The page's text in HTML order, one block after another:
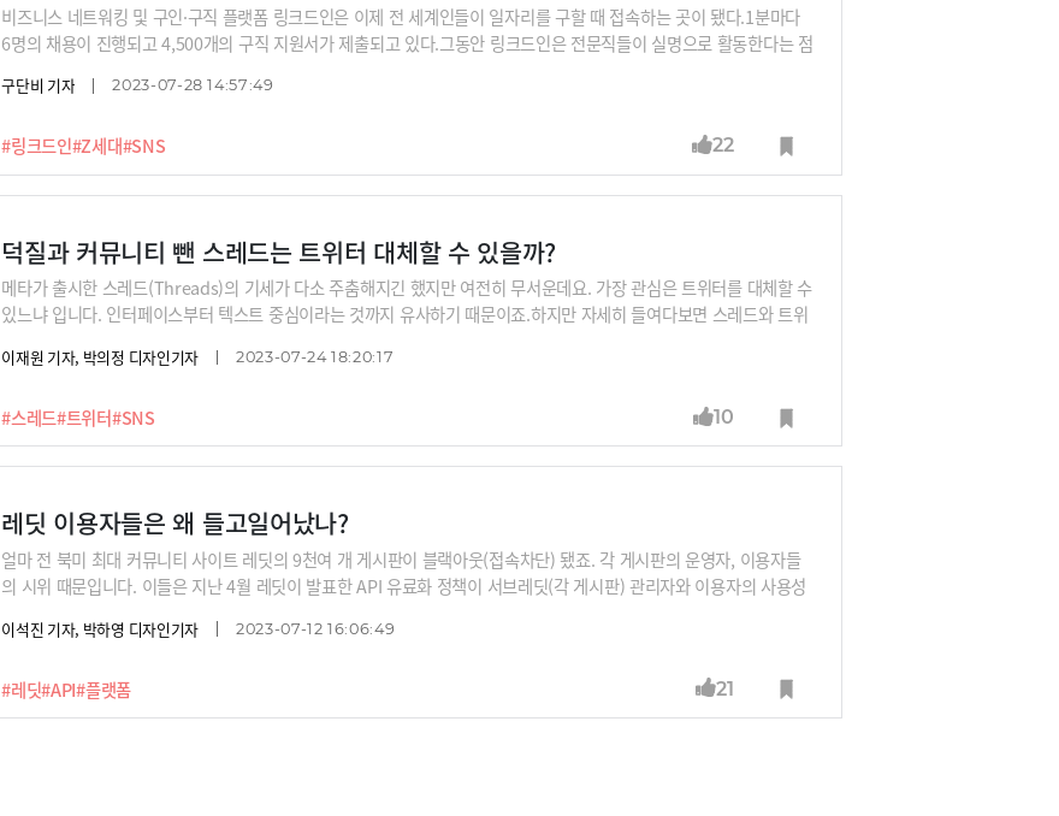
#링크드인#Z세대#SNS
비즈니스 네트워킹 및 구인·구직 플랫폼 링크드인은 이제 전 세계인들이 일자리를 구할 때 접속하는 곳이 됐다.1분마다
6명의 채용이 진행되고 4,500개의 구직 지원서가 제출되고 있다.그동안 링크드인은 전문직들이 실명으로 활동한다는 점
다. 어른들이 사용하는 소셜미디어라는 것이다.실제 2020년 시장조사기관 빅사리서치(Bixa research)에 따르면 19~2
크드인을 다른 사람과 연결되는 소셜미디어라고 아직 인식하지 않는다는 것이다."링크드인은 전 세계 7억명의 비즈니스
종사자들로 구성된 커뮤니티이다. 매주 수억 개의 메시지를 주고받는다. 하지만 이것이 미래를 보장한다는 말은 아니다.
주 사용 연령층이 나이가 들고 있기 때문에 젊은 인구를 끌어들일 새로운
구단비 기자 2023-07-28 14:57:49
22
덕질과 커뮤니티 뺀 스레드는 트위터 대체할 수 있을까?
#스레드#트위터#SNS
메타가 출시한 스레드(Threads)의 기세가 다소 주춤해지긴 했지만 여전히 무서운데요. 가장 관심은 트위터를 대체할 수
있느냐 입니다. 인터페이스부터 텍스트 중심이라는 것까지 유사하기 때문이죠.하지만 자세히 들여다보면 스레드와 트위
습니다. 트위터처럼 덕질도, 커뮤니티도 쉽지 않습니다. 스레드는 트위터 킬러가 될 수 있을까요? 아니면 인스타 이용자
이재원 기자, 박의정 디자인기자 2023-07-24 18:20:17
10
레딧 이용자들은 왜 들고일어났나?
#레딧#API#플랫폼
얼마 전 북미 최대 커뮤니티 사이트 레딧의 9천여 개 게시판이 블랙아웃(접속차단) 됐죠. 각 게시판의 운영자, 이용자들
의 시위 때문입니다. 이들은 지난 4월 레딧이 발표한 API 유료화 정책이 서브레딧(각 게시판) 관리자와 이용자의 사용성
부가 서비스들(서드파티 앱)은 문을 닫게 됐습니다. 이용자들은 왜 이렇게 거센 항의를 해야만 했고, 레딧은 끝까지 양보
이석진 기자, 박하영 디자인기자 2023-07-12 16:06:49
21